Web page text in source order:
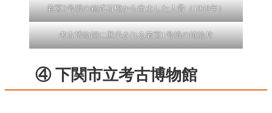
若宮3号墳の箱式石棺から出土した人骨（1958年）
考古博物館に展示される若宮1号墳の埴輪片
④ 下関市立考古博物館